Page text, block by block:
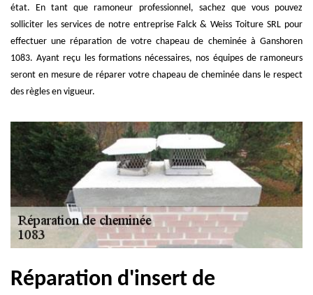
état. En tant que ramoneur professionnel, sachez que vous pouvez
solliciter les services de notre entreprise Falck & Weiss Toiture SRL pour
effectuer une réparation de votre chapeau de cheminée à Ganshoren
1083. Ayant reçu les formations nécessaires, nos équipes de ramoneurs
seront en mesure de réparer votre chapeau de cheminée dans le respect
des règles en vigueur.
Réparation d'insert de